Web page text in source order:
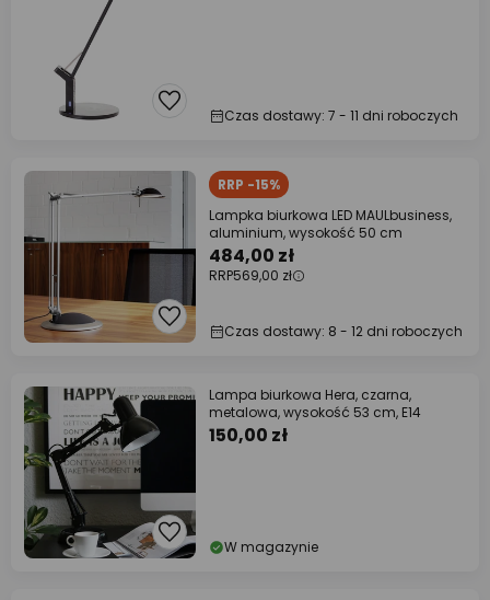
Czas dostawy: 7 - 11 dni roboczych
RRP -15%
Lampka biurkowa LED MAULbusiness,
aluminium, wysokość 50 cm
484,00 zł
RRP569,00 zł
Czas dostawy: 8 - 12 dni roboczych
Lampa biurkowa Hera, czarna,
metalowa, wysokość 53 cm, E14
150,00 zł
W magazynie